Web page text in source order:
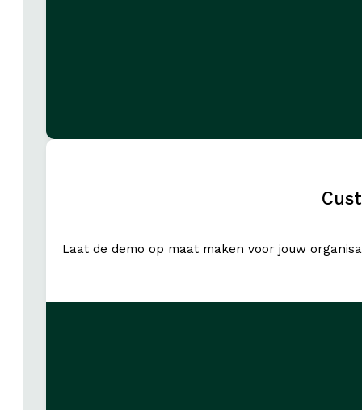
Laat de demo op maat maken voor jouw